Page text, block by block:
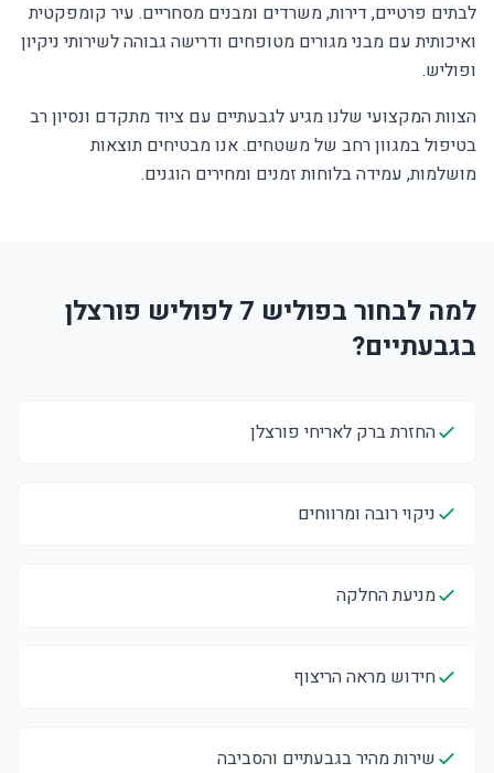
לבתים פרטיים, דירות, משרדים ומבנים מסחריים. עיר קומפקטית
ואיכותית עם מבני מגורים מטופחים ודרישה גבוהה לשירותי ניקיון
ופוליש.
הצוות המקצועי שלנו מגיע לגבעתיים עם ציוד מתקדם ונסיון רב
בטיפול במגוון רחב של משטחים. אנו מבטיחים תוצאות
מושלמות, עמידה בלוחות זמנים ומחירים הוגנים.
למה לבחור בפוליש 7 לפוליש פורצלן
בגבעתיים?
החזרת ברק לאריחי פורצלן
ניקוי רובה ומרווחים
מניעת החלקה
חידוש מראה הריצוף
שירות מהיר בגבעתיים והסביבה